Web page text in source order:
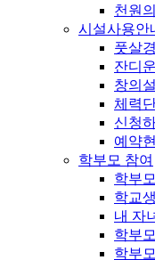
천원
시설사용안
풋살
잔디
창의
체력
신청하
예약
학부모 참여
학부
학교
내 자
학부
학부